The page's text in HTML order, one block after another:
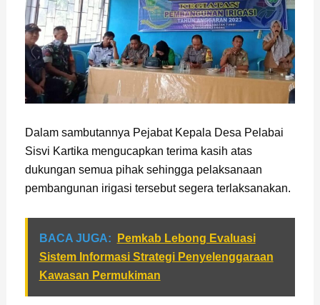
Dalam sambutannya Pejabat Kepala Desa Pelabai
Sisvi Kartika mengucapkan terima kasih atas
dukungan semua pihak sehingga pelaksanaan
pembangunan irigasi tersebut segera terlaksanakan.
BACA JUGA:
Pemkab Lebong Evaluasi
Sistem Informasi Strategi Penyelenggaraan
Kawasan Permukiman